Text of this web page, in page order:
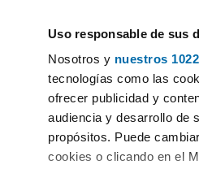
Uso responsable de sus
Nosotros y nuestros
tecnologías como las
ofrecer publicidad y
audiencia y desarrollo de
propósitos. Puede
cookies o clicando en el
Elegir distrito
provincia Alquiler pisos Madrid
Madrid (25 viviendas)